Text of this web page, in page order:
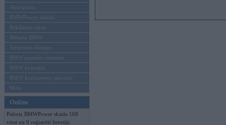
Autosports
BMWPower aktuāli
Reklāmas raksti
Mēneša BMW
Sērijveida tūnings
BMW pasaules jaunumi
BMW koncepti
BMW konkurentu jaunumi
Moto
Online
Pašreiz BMWPower skatās 168
viesi un 0 reģistrēti lietotāji.